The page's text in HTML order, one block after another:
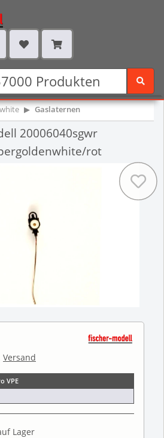
Gaslaternen
20006040sgwr
rot
Versand
VPE
Lager